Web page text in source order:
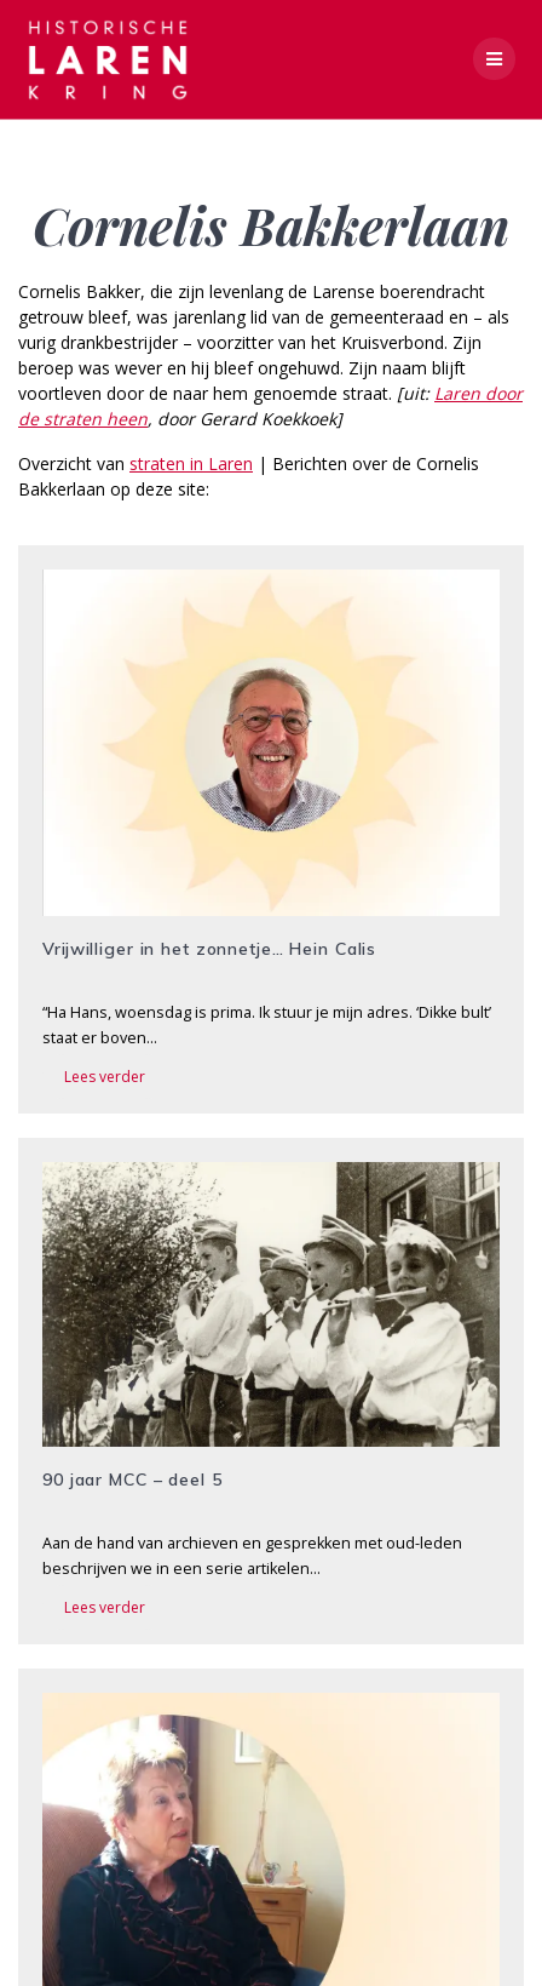
Cornelis Bakkerlaan
Cornelis Bakker, die zijn levenlang de Larense boerendracht
getrouw bleef, was jarenlang lid van de gemeenteraad en – als
vurig drankbestrijder – voorzitter van het Kruisverbond. Zijn
beroep was wever en hij bleef ongehuwd. Zijn naam blijft
voortleven door de naar hem genoemde straat. [uit: Laren door
de straten heen, door Gerard Koekkoek]
Overzicht van straten in Laren | Berichten over de Cornelis
Bakkerlaan op deze site:
Vrijwilliger in het zonnetje… Hein Calis
“Ha Hans, woensdag is prima. Ik stuur je mijn adres. ‘Dikke bult’
staat er boven…
Lees verder
90 jaar MCC – deel 5
Aan de hand van archieven en gesprekken met oud-leden
beschrijven we in een serie artikelen…
Lees verder